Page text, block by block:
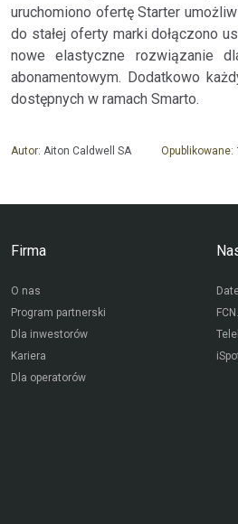
uruchomiono ofertę Starter
do stałej oferty marki dołączono
nowe elastyczne rozwiązanie
abonamentowym. Dodatkowo
dostępnych w ramach Smarto.
Autor: Aiton Caldwell SA Opublikowane:
Firma
O nas
Program partnerski
Dla inwestorów
Kariera
Dla operatorów